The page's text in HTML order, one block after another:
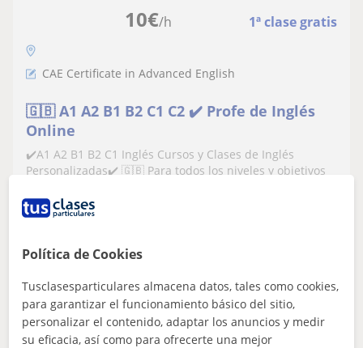
10€/h 1ª clase gratis
CAE Certificate in Advanced English
🇬🇧 A1 A2 B1 B2 C1 C2 ✔️ Profe de Inglés
Online
✔️A1 A2 B1 B2 C1 Inglés Cursos y Clases de Inglés
Personalizadas✔️ 🇬🇧 Para todos los niveles y objetivos
ver más
Paula Escolano
Política de Cookies
Tusclasesparticulares almacena datos, tales como cookies,
para garantizar el funcionamiento básico del sitio,
personalizar el contenido, adaptar los anuncios y medir
su eficacia, así como para ofrecerte una mejor